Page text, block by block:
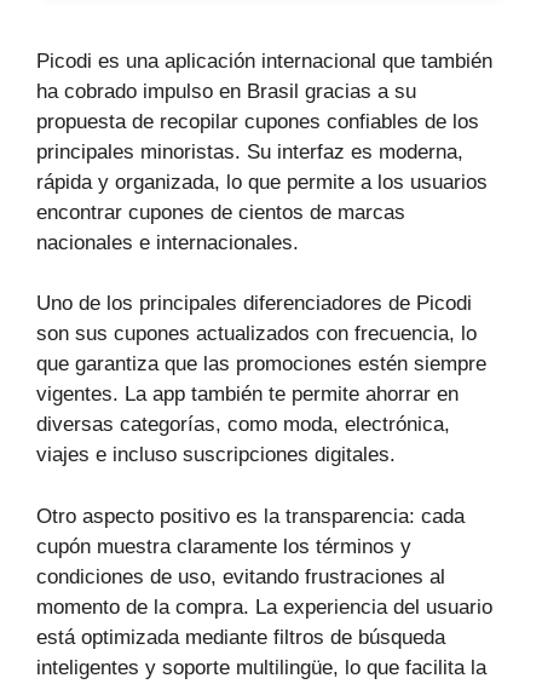
Picodi es una aplicación internacional que también
ha cobrado impulso en Brasil gracias a su
propuesta de recopilar cupones confiables de los
principales minoristas. Su interfaz es moderna,
rápida y organizada, lo que permite a los usuarios
encontrar cupones de cientos de marcas
nacionales e internacionales.
Uno de los principales diferenciadores de Picodi
son sus cupones actualizados con frecuencia, lo
que garantiza que las promociones estén siempre
vigentes. La app también te permite ahorrar en
diversas categorías, como moda, electrónica,
viajes e incluso suscripciones digitales.
Otro aspecto positivo es la transparencia: cada
cupón muestra claramente los términos y
condiciones de uso, evitando frustraciones al
momento de la compra. La experiencia del usuario
está optimizada mediante filtros de búsqueda
inteligentes y soporte multilingüe, lo que facilita la